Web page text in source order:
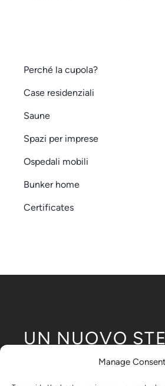
Manage Consent
Perché la cupola?
Case residenziali
Saune
Spazi per imprese
Ospedali mobili
Bunker home
Certificates
UN NUOVO
sviluppo